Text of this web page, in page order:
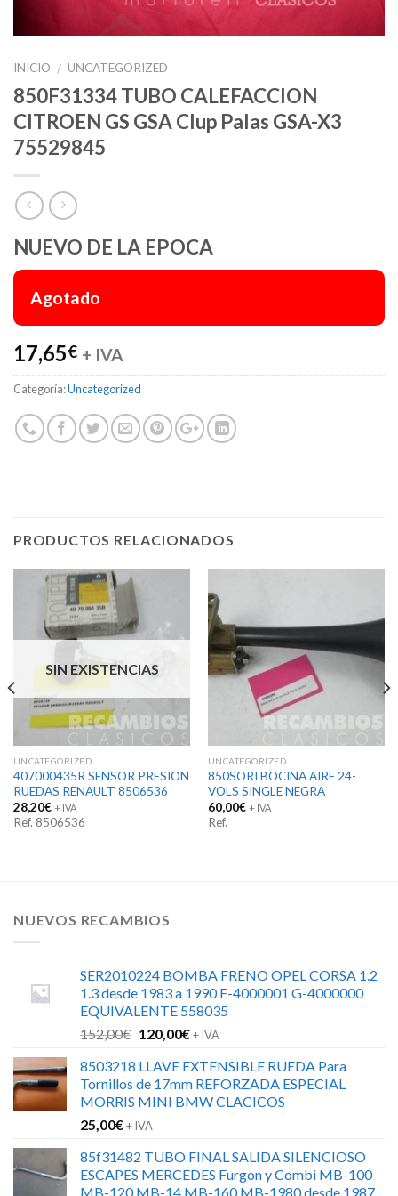
INICIO / UNCATEGORIZED
850F31334 TUBO CALEFACCION
CITROEN GS GSA Clup Palas GSA-X3
75529845
NUEVO DE LA EPOCA
Agotado
17,65€ + IVA
Categoría:Uncategorized
PRODUCTOS RELACIONADOS
SIN EXISTENCIAS
UNCATEGORIZED
407000435R SENSOR PRESION
RUEDAS RENAULT 8506536
28,20€ + IVA
Ref. 8506536
UNCATEGORIZED
850SORI BOCINA AIRE 24-
VOLS SINGLE NEGRA
60,00€ + IVA
Ref.
NUEVOS RECAMBIOS
SER2010224 BOMBA FRENO OPEL CORSA 1.2
1.3 desde 1983 a 1990 F-4000001 G-4000000
EQUIVALENTE 558035
152,00€ El
original
era:
152,00€.
120,00€El
actual
es:
120,00€.
+ IVA
8503218 LLAVE EXTENSIBLE RUEDA Para
Tornillos de 17mm REFORZADA ESPECIAL
MORRIS MINI BMW CLACICOS
25,00€+ IVA
85f31482 TUBO FINAL SALIDA SILENCIOSO
ESCAPES MERCEDES Furgon y Combi MB-100
MB-120 MB-14 MB-160 MB-1980 desde 1987